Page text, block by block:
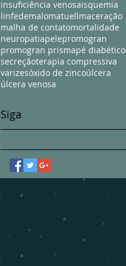
insuficiência venosaisquemia
linfedemalomatuellmaceração
malha de contatomortalidade
neuropatiapelepromogran
promogran prismapé diabético
secreçãoterapia compressiva
varizesóxido de zincoúlcera
úlcera venosa
Siga